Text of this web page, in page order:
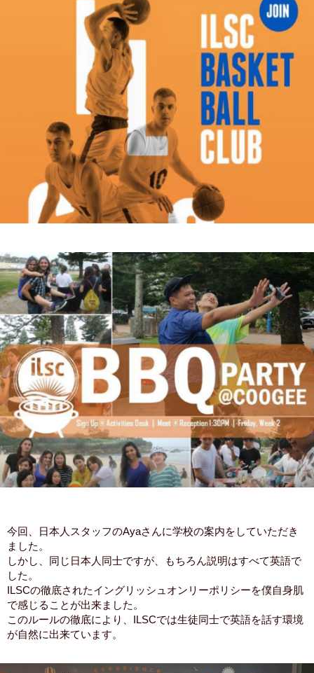
今回、日本人スタッフのAyaさんに学校の案内をしていただき
ました。
しかし、同じ日本人同士ですが、もちろん説明はすべて英語で
した。
ILSCの徹底されたイングリッシュオンリーポリシーを僕自身肌
で感じることが出来ました。
このルールの徹底により、ILSCでは生徒同士で英語を話す環境
が自然に出来ています。